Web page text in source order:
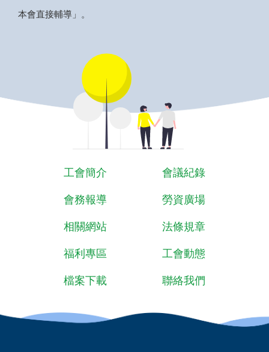
本會直接輔導」。
工會簡介 會議紀錄
會務報導 勞資廣場
相關網站 法條規章
福利專區 工會動態
檔案下載 聯絡我們